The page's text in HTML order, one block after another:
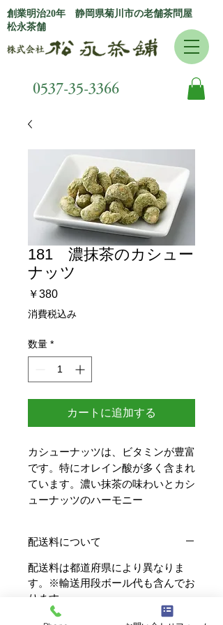
創業明治20年 静岡県菊川市の老舗茶問屋
松永茶舗
0537-35-3366
181 濃抹茶のカシュー
ナッツ
￥380価
格
消費税込み
数量 *
カートに追加する
カシューナッツは、ビタミンが豊富
です。特にオレイン酸が多く含まれ
ています。濃い抹茶の味わいとカシ
ューナッツのハーモニー
配送料について
配送料は都道府県により異なりま
す。※輸送用段ボール代も含んでお
ります
お買い上げ1万円以上で配送料無料